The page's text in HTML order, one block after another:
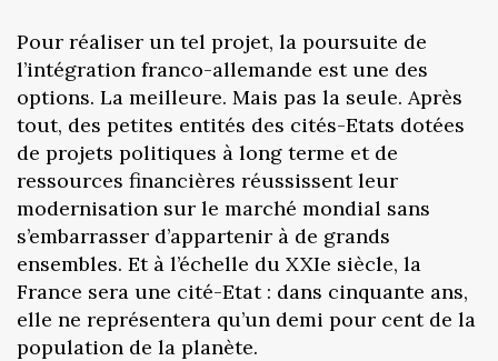
Pour réaliser un tel projet, la poursuite de
l’intégration franco-allemande est une des
options. La meilleure. Mais pas la seule. Après
tout, des petites entités des cités-Etats dotées
de projets politiques à long terme et de
ressources financières réussissent leur
modernisation sur le marché mondial sans
s’embarrasser d’appartenir à de grands
ensembles. Et à l’échelle du XXIe siècle, la
France sera une cité-Etat : dans cinquante ans,
elle ne représentera qu’un demi pour cent de la
population de la planète.